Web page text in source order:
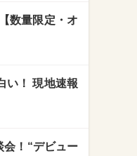
数量限定・オ
い！ 現地速報
！“デビュー